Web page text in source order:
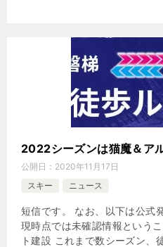
2022シーズンは猫魔＆ア
公開日： 2020年11月17日
スキー
ニュース
短信です。 なお、以下は公式
現時点では未確認情報という
ト建設 これまで数シーズン、